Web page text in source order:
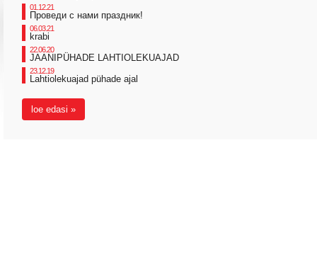
01.12.21
Проведи с нами праздник!
06.03.21
krabi
22.06.20
JAANIPÜHADE LAHTIOLEKUAJAD
23.12.19
Lahtiolekuajad pühade ajal
loe edasi »